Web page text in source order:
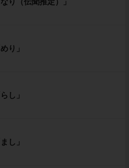
り」
し」
し」